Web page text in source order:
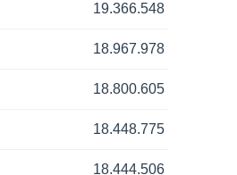
19.366.548
18.967.978
18.800.605
18.448.775
18.444.506